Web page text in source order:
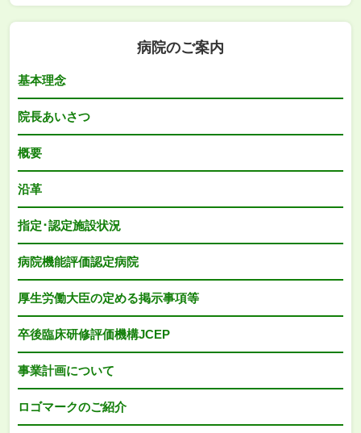
病院のご案内
基本理念
院長あいさつ
概要
沿革
指定･認定施設状況
病院機能評価認定病院
厚生労働大臣の定める掲示事項等
卒後臨床研修評価機構JCEP
事業計画について
ロゴマークのご紹介